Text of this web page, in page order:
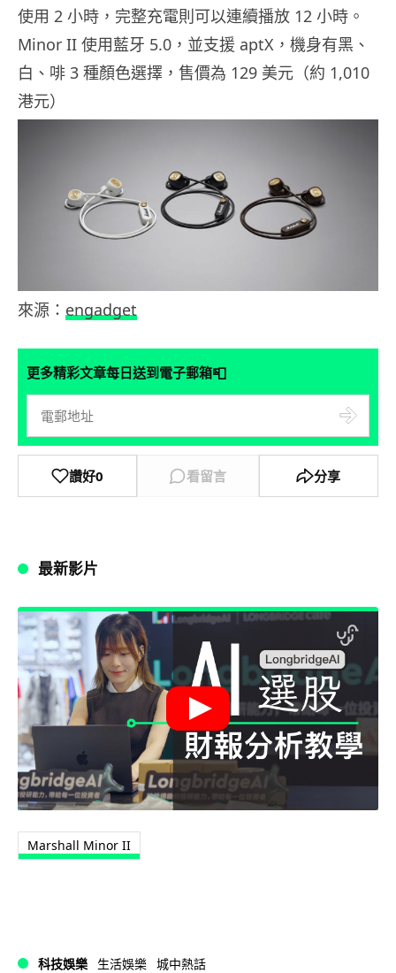
使用 2 小時，完整充電則可以連續播放 12 小時。
Minor II 使用藍牙 5.0，並支援 aptX，機身有黑、
白、啡 3 種顏色選擇，售價為 129 美元（約 1,010
港元）
來源： engadget
更多精彩文章每日送到電子郵箱📮
讚好0 看留言 分享
最新影片
Marshall Minor II
科技娛樂 生活娛樂 城中熱話